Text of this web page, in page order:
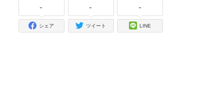
-
シェア
-
ツイート
-
LINE